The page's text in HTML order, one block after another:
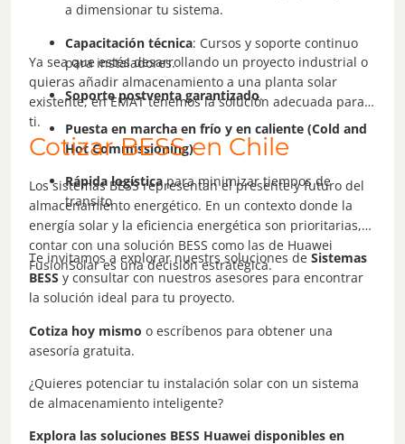
a dimensionar tu sistema.
Capacitación técnica: Cursos y soporte continuo
para instaladores.
Soporte postventa garantizado.
Puesta en marcha en frío y en caliente (Cold and
Hot Commissioning)
Rápida logísticapara minimizar tiempos de
transito
Ya sea que estés desarrollando un proyecto industrial o
quieras añadir almacenamiento a una planta solar
existente, en EMAT tenemos la solución adecuada para
ti.
Cotizar BESS en Chile
Los sistemas BESS representan el presente y futuro del
almacenamiento energético. En un contexto donde la
energía solar y la eficiencia energética son prioritarias,
contar con una solución BESS como las de Huawei
FusionSolar es una decisión estratégica.
Te invitamos a explorar nuestrs soluciones de Sistemas
BESS y consultar con nuestros asesores para encontrar
la solución ideal para tu proyecto.
Cotiza hoy mismo o escríbenos para obtener una
asesoría gratuita.
¿Quieres potenciar tu instalación solar con un sistema
de almacenamiento inteligente?
Explora las soluciones BESS Huawei disponibles en